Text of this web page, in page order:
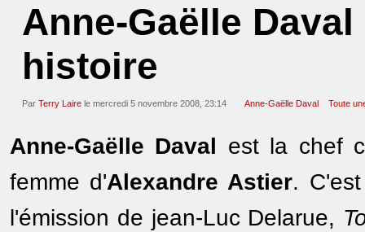
Anne-Gaëlle
histoire
Par Terry Laire le mercredi 5 novembre 2008, 23:14 Anne-Gaëlle Daval Toute
Anne-Gaëlle Daval est la chef
femme d'Alexandre Astier.
l'émission de jean-Luc Delarue,